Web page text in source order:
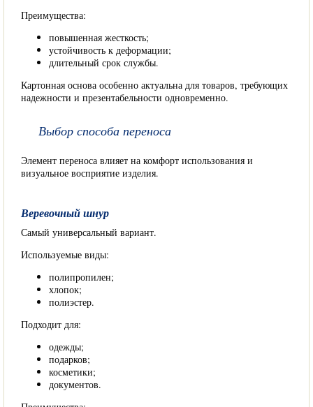
Преимущества:
повышенная жесткость;
устойчивость к деформации;
длительный срок службы.
Картонная основа особенно актуальна для товаров, требующих
надежности и презентабельности одновременно.
Выбор способа переноса
Элемент переноса влияет на комфорт использования и
визуальное восприятие изделия.
Веревочный шнур
Самый универсальный вариант.
Используемые виды:
полипропилен;
хлопок;
полиэстер.
Подходит для:
одежды;
подарков;
косметики;
документов.